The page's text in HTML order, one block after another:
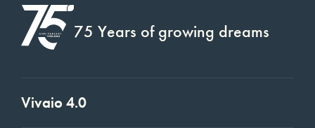
75 Years of growing dreams
Vivaio 4.0